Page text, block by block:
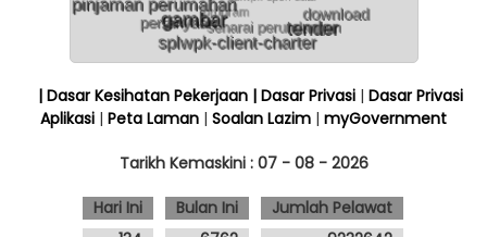
| Dasar Kesihatan Pekerjaan | Dasar Privasi| Dasar Privasi
Aplikasi | Peta Laman | Soalan Lazim | myGovernment
Tarikh Kemaskini : 07 - 08 - 2026
Hari Ini
Bulan Ini
Jumlah Pelawat